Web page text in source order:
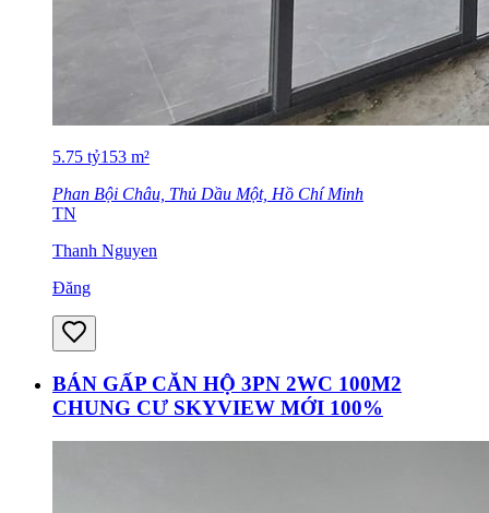
5.75 tỷ153 m²
Phan Bội Châu, Thủ Dầu Một, Hồ Chí Minh
TN
Thanh Nguyen
Đăng
BÁN GẤP CĂN HỘ 3PN 2WC 100M2
CHUNG CƯ SKYVIEW MỚI 100%